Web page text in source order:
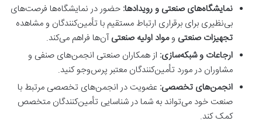
نمایشگاه‌های صنعتی و رویدادها: حضور در نمایشگاه‌ها فرصت‌های
بی‌نظیری برای برقراری ارتباط مستقیم با تأمین‌کنندگان و مشاهده
تجهیزات صنعتی ومواد اولیه صنعتیآن‌ها فراهم می‌کند.
ارجاعات و شبکه‌سازی: از همکاران صنعتی انجمن‌های صنفی و
مشاوران در مورد تأمین‌کنندگان معتبر پرس‌وجو کنید.
انجمن‌های تخصصی: عضویت در انجمن‌های تخصصی مرتبط با
صنعت خود می‌تواند به شما در شناسایی تأمین‌کنندگان متخصص
کمک کند.